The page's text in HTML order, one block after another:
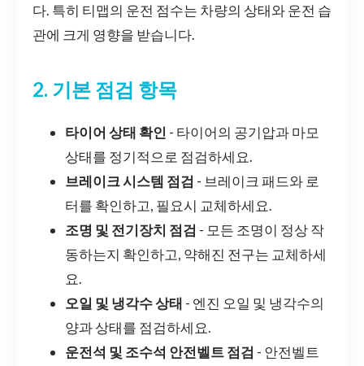
다. 특히 티맵의 운전 점수는 차량의 상태와 운전 습
관에 크게 영향을 받습니다.
2. 기본 점검 항목
타이어 상태 확인 - 타이어의 공기압과 마모
상태를 정기적으로 점검하세요.
브레이크 시스템 점검 - 브레이크 패드와 로
터를 확인하고, 필요시 교체하세요.
조명 및 전기장치 점검 - 모든 조명이 정상 작
동하는지 확인하고, 약해진 전구는 교체하세
요.
오일 및 냉각수 상태 - 엔진 오일 및 냉각수의
양과 상태를 점검하세요.
운전석 및 조수석 안전벨트 점검 - 안전벨트